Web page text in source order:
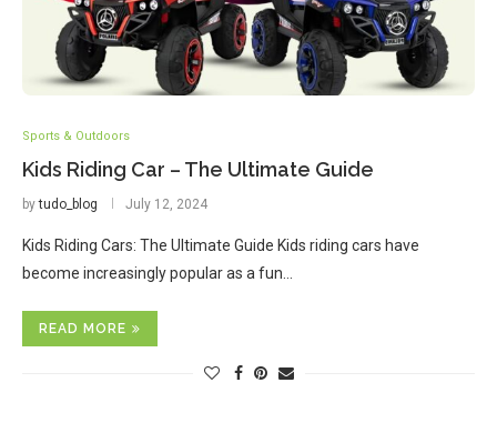
Sports & Outdoors
Kids Riding Car – The Ultimate Guide
bytudo_blog July 12, 2024
Kids Riding Cars: The Ultimate Guide Kids riding cars have
become increasingly popular as a fun…
READ MORE